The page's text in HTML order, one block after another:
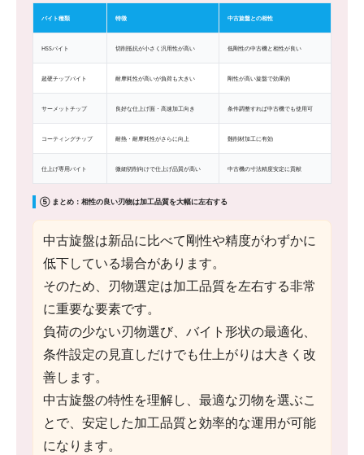
バイト種類 特徴 中古旋盤との相性
HSSバイト 切削抵抗が小さく汎用性が高い 低剛性の中古機と相性が良い
超硬チップバイト 耐摩耗性が高いが負荷も大きい 剛性が高い旋盤で効果的
サーメットチップ 良好な仕上げ面・高速加工向き 条件調整すれば中古機でも使用可
コーティングチップ 耐熱・耐摩耗性がさらに向上 難削材加工に有効
仕上げ専用バイト 微細切削向けで仕上げ品質が高い 中古機の寸法精度安定に貢献
⑤ まとめ：相性の良い刃物は加工品質を大幅に左右する
中古旋盤は新品に比べて剛性や精度がわずかに
低下している場合があります。
そのため、刃物選定は加工品質を左右する非常
に重要な要素です。
負荷の少ない刃物選び、バイト形状の最適化、
条件設定の見直しだけでも仕上がりは大きく改
善します。
中古旋盤の特性を理解し、最適な刃物を選ぶこ
とで、安定した加工品質と効率的な運用が可能
になります。